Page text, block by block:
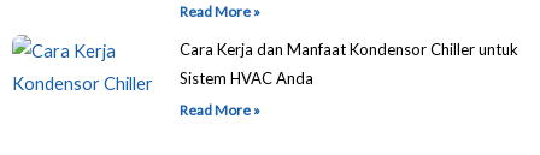
Read More »
Cara Kerja dan Manfaat Kondensor Chiller untuk
Sistem HVAC Anda
Read More »